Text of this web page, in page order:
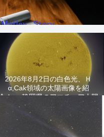
2026年8月2日の白色光、Ｈ
α,Cak領域の太陽画像を紹
介！ -静岡県のアマチュア太陽
観測家が撮影!-